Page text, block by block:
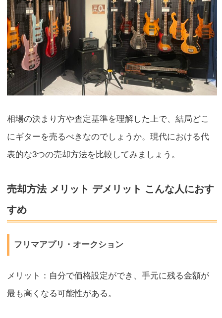
相場の決まり方や査定基準を理解した上で、結局どこ
にギターを売るべきなのでしょうか。現代における代
表的な3つの売却方法を比較してみましょう。
売却方法 メリット デメリット こんな人におす
すめ
フリマアプリ・オークション
メリット：自分で価格設定ができ、手元に残る金額が
最も高くなる可能性がある。